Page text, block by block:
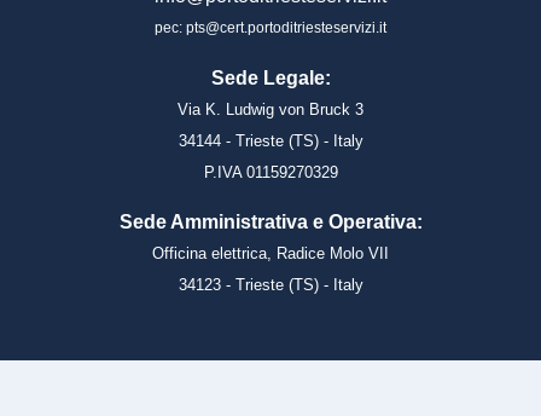
pec: pts@cert.portoditriesteservizi.it
Sede Legale:
Via K. Ludwig von Bruck 3
34144 - Trieste (TS) - Italy
P.IVA 01159270329
Sede Amministrativa e Operativa:
Officina elettrica, Radice Molo VII
34123 - Trieste (TS) - Italy